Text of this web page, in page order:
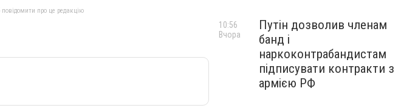
про це редакцію
Путін дозволив членам
банд і
наркоконтрабандистам
підписувати контракти з
армією РФ
10:56
Вчора